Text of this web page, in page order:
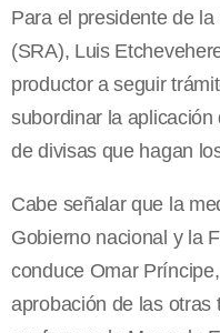
Para el presidente de
(SRA), Luis
productor a seguir
subordinar la
de divisas que hagan
Cabe señalar que la
Gobierno nacional y la
conduce Omar
aprobación de las otras